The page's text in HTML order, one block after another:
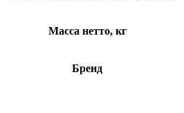
Масса нетто, кг
Бренд